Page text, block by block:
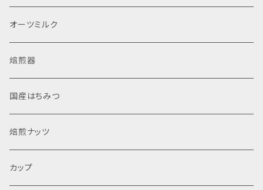
オーツミルク
焙煎器
国産はちみつ
焙煎ナッツ
カップ